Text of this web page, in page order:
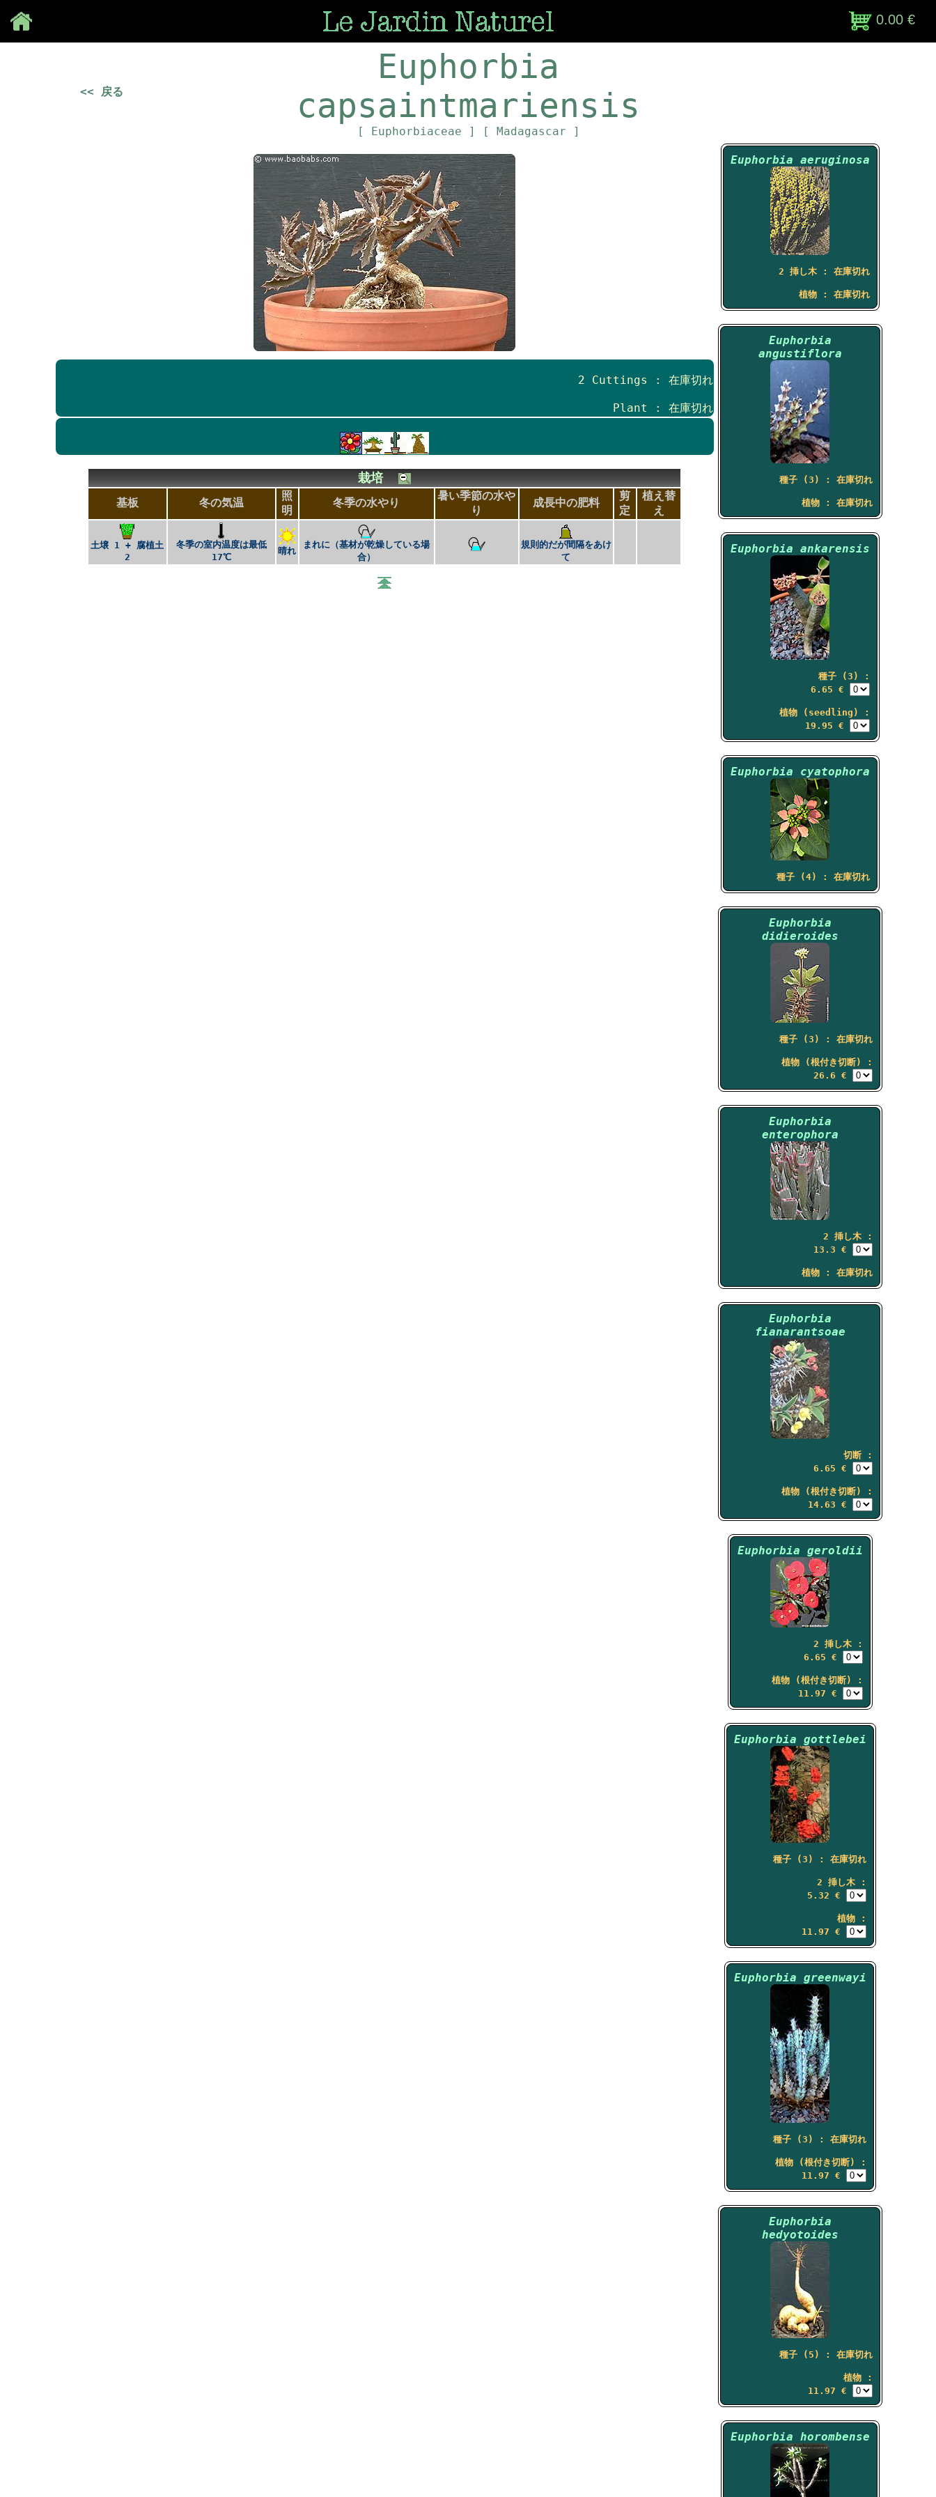
0.00 €
<< 戻る
Euphorbia
capsaintmariensis
[ Euphorbiaceae ] [ Madagascar ]
2 Cuttings : 在庫切れ
Plant : 在庫切れ
栽培
基板 冬の気温
照
明
冬季の水やり
暑い季節の水や
り
成長中の肥料
剪
定
植え替
え
土壌 1 + 腐植土
2
冬季の室内温度は最低
17℃
晴れ
まれに（基材が乾燥している場
合）
規則的だが間隔をあけ
て
Euphorbia aeruginosa
2 挿し木 : 在庫切れ
植物 : 在庫切れ
Euphorbia
angustiflora
種子 (3) : 在庫切れ
植物 : 在庫切れ
Euphorbia ankarensis
種子 (3) :
6.65 €
植物 (seedling) :
19.95 €
Euphorbia cyatophora
種子 (4) : 在庫切れ
Euphorbia
didieroides
種子 (3) : 在庫切れ
植物 (根付き切断) :
26.6 €
Euphorbia
enterophora
2 挿し木 :
13.3 €
植物 : 在庫切れ
Euphorbia
fianarantsoae
切断 :
6.65 €
植物 (根付き切断) :
14.63 €
Euphorbia geroldii
2 挿し木 :
6.65 €
植物 (根付き切断) :
11.97 €
Euphorbia gottlebei
種子 (3) : 在庫切れ
2 挿し木 :
5.32 €
植物 :
11.97 €
Euphorbia greenwayi
種子 (3) : 在庫切れ
植物 (根付き切断) :
11.97 €
Euphorbia
hedyotoides
種子 (5) : 在庫切れ
植物 :
11.97 €
Euphorbia horombense